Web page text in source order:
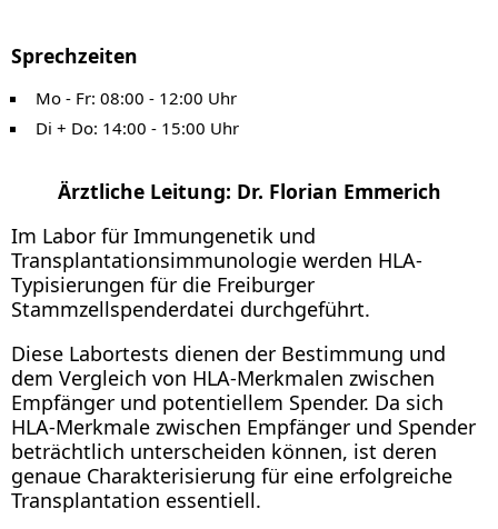
Sprechzeiten
Mo - Fr: 08:00 - 12:00 Uhr
Di + Do: 14:00 - 15:00 Uhr
Ärztliche Leitung: Dr. Florian Emmerich
Im Labor für Immungenetik und
Transplantationsimmunologie werden HLA-
Typisierungen für die Freiburger
Stammzellspenderdatei durchgeführt.
Diese Labortests dienen der Bestimmung und
dem Vergleich von HLA-Merkmalen zwischen
Empfänger und potentiellem Spender. Da sich
HLA-Merkmale zwischen Empfänger und Spender
beträchtlich unterscheiden können, ist deren
genaue Charakterisierung für eine erfolgreiche
Transplantation essentiell.